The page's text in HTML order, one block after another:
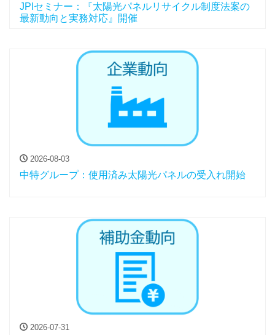
JPIセミナー：『太陽光パネルリサイクル制度法案の
最新動向と実務対応』開催
2026-08-03
中特グループ：使用済み太陽光パネルの受入れ開始
2026-07-31